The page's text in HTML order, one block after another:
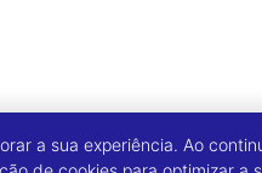
a sua experiência. Ao